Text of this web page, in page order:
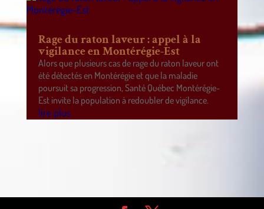
Rage du raton laveur : appel à la
vigilance en Montérégie-Est
Alors que plusieurs cas de rage du raton laveur ont
été détectés en Montérégie et que la maladie
poursuit sa progression, Santé Québec Montérégie-
Est invite la population à redoubler de vigilance.
lire plus